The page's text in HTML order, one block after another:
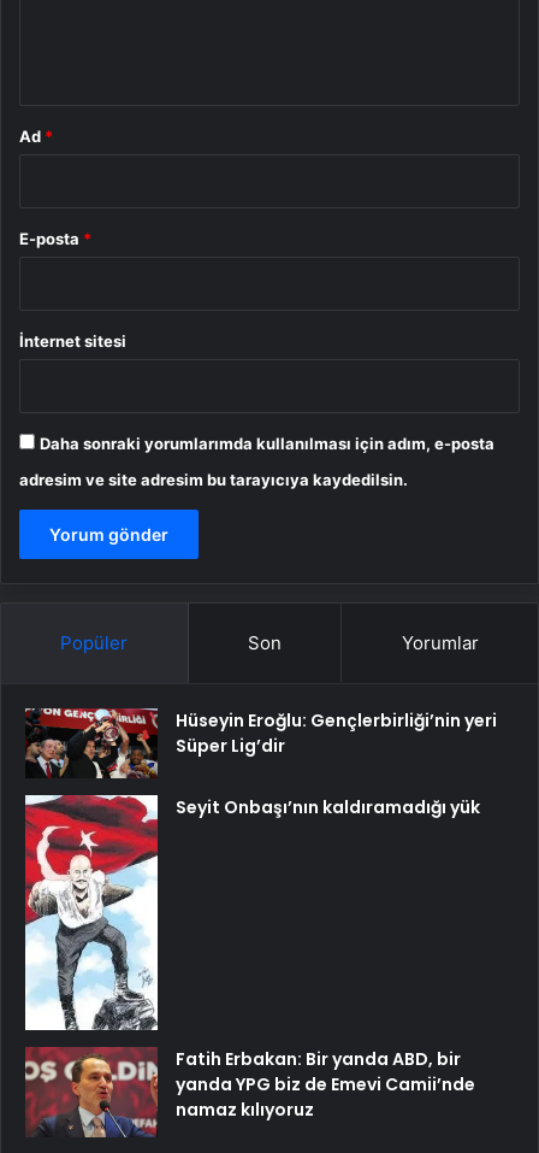
Ad *
E-posta *
İnternet sitesi
Daha sonraki yorumlarımda kullanılması için adım, e-posta
adresim ve site adresim bu tarayıcıya kaydedilsin.
Popüler Son Yorumlar
Hüseyin Eroğlu: Gençlerbirliği’nin yeri
Süper Lig’dir
Seyit Onbaşı’nın kaldıramadığı yük
Fatih Erbakan: Bir yanda ABD, bir
yanda YPG biz de Emevi Camii’nde
namaz kılıyoruz